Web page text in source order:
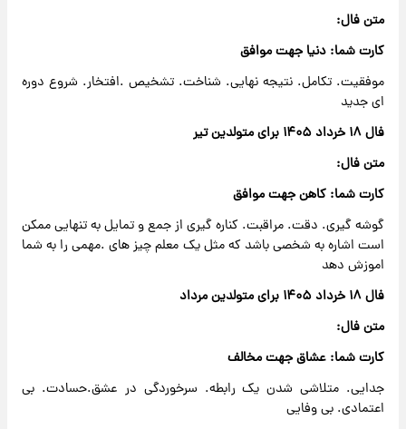
متن فال:
کارت شما: دنیا جهت موافق
موفقیت. تکامل. نتیجه نهایی. شناخت. تشخیص .افتخار. شروع دوره
ای جدید
فال ۱۸ خرداد ۱۴۰۵ برای متولدین تیر
متن فال:
کارت شما: کاهن جهت موافق
گوشه گیری. دقت. مراقبت. کناره گیری از جمع و تمایل به تنهایی ممکن
است اشاره به شخصی باشد که مثل یک معلم چیز های .مهمی را به شما
اموزش دهد
فال ۱۸ خرداد ۱۴۰۵ برای متولدین مرداد
متن فال:
کارت شما: عشاق جهت مخالف
جدایی. متلاشی شدن یک رابطه. سرخوردگی در عشق.حسادت. بی
اعتمادی. بی وفایی